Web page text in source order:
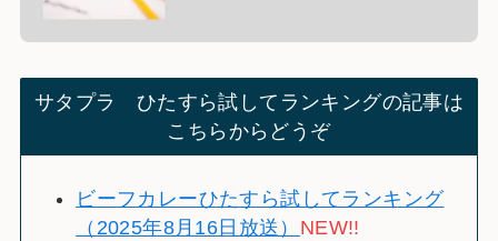
サタプラ ひたすら試してランキングの記事は
こちらからどうぞ
ビーフカレーひたすら試してランキング
（2025年8月16日放送） NEW!!